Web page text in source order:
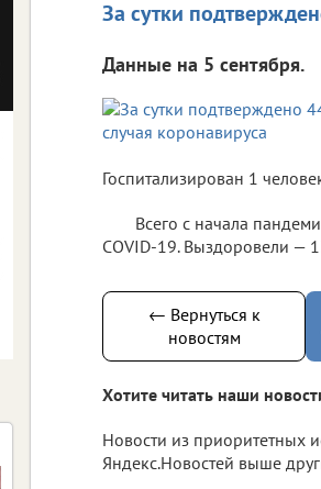
За сутки
Данные на 5 сентября.
Госпитализирован 1
Всего с начала
COVID-19. Выздоровели —
← Вернуться к
новостям
Хотите читать наши
Новости из приоритетных
Яндекс.Новостей выше